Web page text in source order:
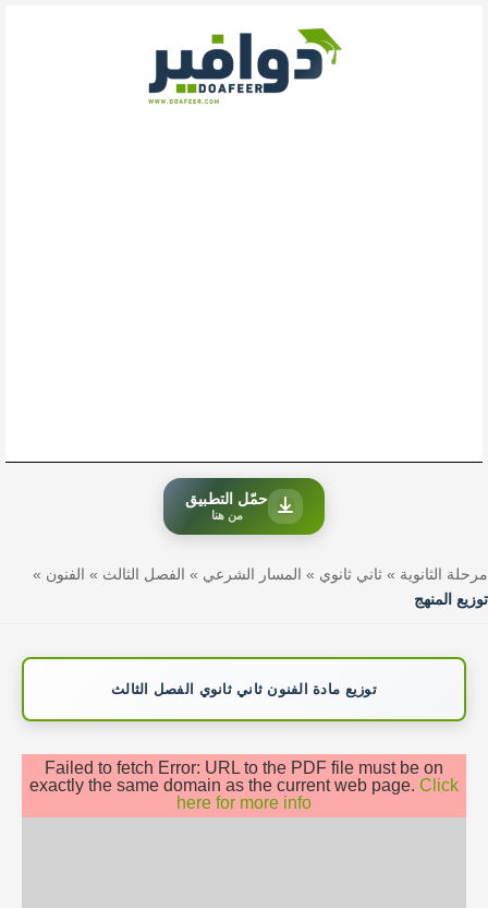
حمّل التطبيق
من هنا
مرحلة الثانوية » ثاني ثانوي » المسار الشرعي » الفصل الثالث » الفنون »
توزيع المنهج
توزيع مادة الفنون ثاني ثانوي الفصل الثالث
Failed to fetch Error: URL to the PDF file must be on
exactly the same domain as the current web page. Click
here for more info